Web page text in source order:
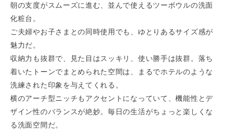
朝の支度がスムーズに進む、並んで使えるツーボウルの洗面
化粧台。
ご夫婦やお子さまとの同時使用でも、ゆとりあるサイズ感が
魅力だ。
収納力も抜群で、見た目はスッキリ、使い勝手は抜群。落ち
着いたトーンでまとめられた空間は、まるでホテルのような
洗練された印象を与えてくれる。
横のアーチ型ニッチもアクセントになっていて、機能性とデ
ザイン性のバランスが絶妙。毎日の生活がちょっと楽しくな
る洗面空間だ。